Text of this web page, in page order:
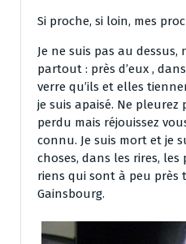
Si proche, si loin, mes
Je ne suis pas au dessus,
partout : près d’eux ,
verre qu’ils et elles
je suis apaisé. Ne pleurez
perdu mais réjouissez
connu. Je suis mort et je
choses, dans les rires,
riens qui sont à peu
Gainsbourg.